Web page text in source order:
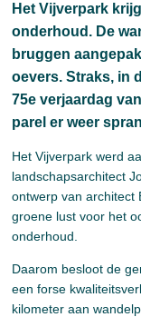
Het Vijverpark
onderhoud. De
bruggen
oevers. Straks, in
75e verjaardag
parel er weer
Het Vijverpark werd
landschapsarchitect
ontwerp van architect
groene lust voor het
onderhoud.
Daarom besloot de
een forse
kilometer aan